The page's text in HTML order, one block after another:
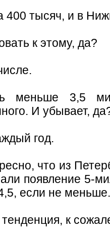
400 тысяч, и в
к этому, да?
меньше 3,5
И убывает,
год.
что из
появление 5-
если не меньше.
к